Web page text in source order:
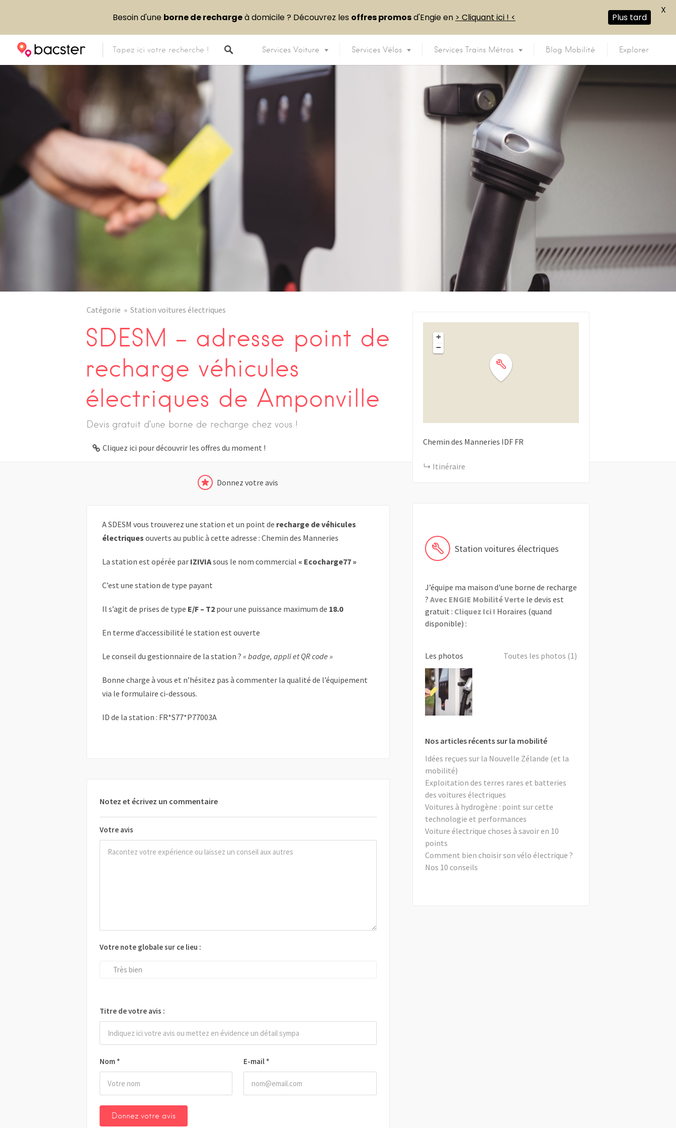
Services Voiture Services Vélos Services Trains Métros Blog Mobilité Explorer
Catégorie Station voitures électriques
SDESM – adresse point de
recharge véhicules
électriques de Amponville
Devis gratuit d’une borne de recharge chez vous !
Cliquez ici pour découvrir les offres du moment !
Donnez votre avis
A SDESM vous trouverez une station et un point de recharge de véhicules
électriques ouverts au public à cette adresse : Chemin des Manneries
La station est opérée par IZIVIAsous le nom commercial « Ecocharge77 »
C’est une station de type payant
Il s’agit de prises de type E/F – T2 pour une puissance maximum de 18.0
En terme d’accessibilité le station est ouverte
Le conseil du gestionnaire de la station ? « badge, appli et QR code »
Bonne charge à vous et n’hésitez pas à commenter la qualité de l’équipement
via le formulaire ci-dessous.
ID de la station : FR*S77*P77003A
Notez et écrivez un commentaire
Votre avis
Nom * E-mail *
Votre note globale sur ce lieu :
Très bien
Titre de votre avis :
+
−
Chemin des Manneries IDF FR
Itinéraire
Station voitures électriques
J’équipe ma maison d'une borne de recharge
? Avec ENGIE Mobilité Vertele devis est
gratuit : Cliquez Ici ! Horaires (quand
disponible) :
Les photos Toutes les photos (1)
Nos articles récents sur la mobilité
Idées reçues sur la Nouvelle Zélande (et la
mobilité)
Exploitation des terres rares et batteries
des voitures électriques
Voitures à hydrogène : point sur cette
technologie et performances
Voiture électrique choses à savoir en 10
points
Comment bien choisir son vélo électrique ?
Nos 10 conseils
Besoin d'une borne de rechargeà domicile ? Découvrez les offres promosd'Engie en > Cliquant ici ! < Plus tard
X